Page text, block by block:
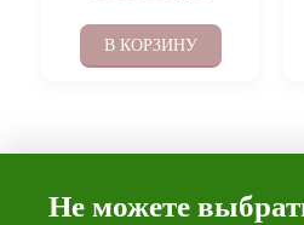
В КОРЗИНУ
Не можете